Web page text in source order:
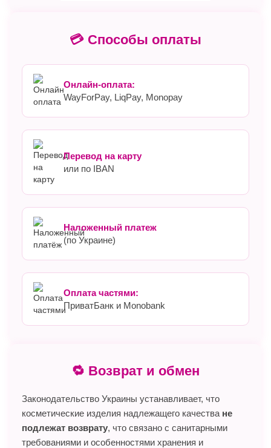
💳 Способы оплаты
Онлайн-оплата:
WayForPay, LiqPay, Monopay
Перевод на карту
или по IBAN
Наложенный платеж
(по Украине)
Оплата частями:
ПриватБанк и Monobank
🔁 Возврат и обмен
Законодательство Украины устанавливает, что
косметические изделия надлежащего качества не
подлежат возврату, что связано с санитарными
требованиями и особенностями хранения и